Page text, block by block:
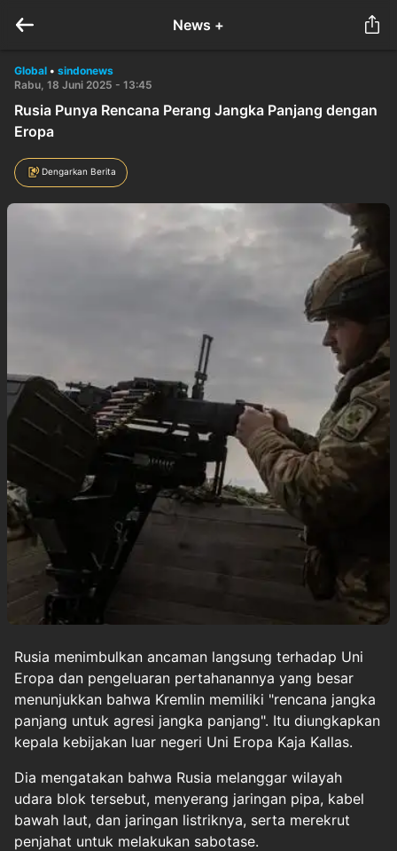
News +
Global • sindonews
Rabu, 18 Juni 2025 - 13:45
Rusia Punya Rencana Perang Jangka Panjang dengan
Eropa
Dengarkan Berita
Rusia menimbulkan ancaman langsung terhadap Uni
Eropa dan pengeluaran pertahanannya yang besar
menunjukkan bahwa Kremlin memiliki "rencana jangka
panjang untuk agresi jangka panjang". Itu diungkapkan
kepala kebijakan luar negeri Uni Eropa Kaja Kallas.
Dia mengatakan bahwa Rusia melanggar wilayah
udara blok tersebut, menyerang jaringan pipa, kabel
bawah laut, dan jaringan listriknya, serta merekrut
penjahat untuk melakukan sabotase.